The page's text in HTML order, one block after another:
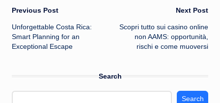
Post
navigation
Previous Post
Unforgettable Costa Rica:
Smart Planning for an
Exceptional Escape
Next Post
Scopri tutto sui casino online
non AAMS: opportunità,
rischi e come muoversi
Search
Search